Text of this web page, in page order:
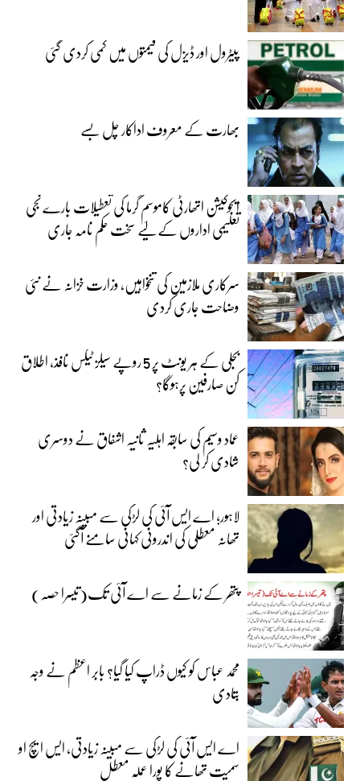
پیٹرول اور ڈیزل کی قیمتوں میں کمی کردی گئی
بھارت کے معروف اداکار چل بسے
ایجوکیشن اتھارٹی کاموسمِ گرما کی تعطیلات بارے نجی
تعلیمی اداروں کے لیے سخت حکم نامہ جاری
سرکاری ملازمین کی تنخواہیں، وزارت خزانہ نے نئی
وضاحت جاری کردی
بجلی کے ہر یونٹ پر 5 روپے سیلز ٹیکس نافذ، اطلاق
کن صارفین پرہوگا؟
عماد وسیم کی سابقہ اہلیہ ثانیہ اشفاق نے دوسری
شادی کر لی؟
لاہور؛ اے ایس آئی کی لڑکی سے مبینہ زیادتی اور
تھانہ معطلی کی اندرونی کہانی سامنے آگئی
پتھر کے زمانے سے اے آئی تک(تیسرا حصہ)
محمد عباس کو کیوں ڈراپ کیا گیا؟ بابر اعظم نے وجہ
بتادی
اے ایس آئی کی لڑکی سے مبینہ زیادتی، ایس ایچ او
سمیت تھانے کا پورا عملہ معطل